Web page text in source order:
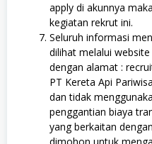
apply di akunnya
kegiatan rekrut ini.
Seluruh informasi
dilihat melalui
dengan alamat :
PT Kereta Api
dan tidak
penggantian biaya
yang berkaitan